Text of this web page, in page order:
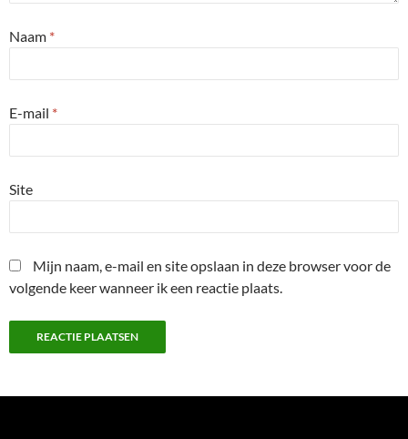
Naam *
E-mail *
Site
Mijn naam, e-mail en site opslaan in deze browser voor de
volgende keer wanneer ik een reactie plaats.